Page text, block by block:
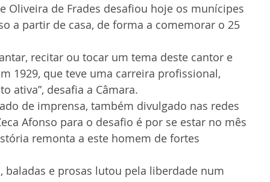
Oliveira de Frades desafiou hoje os munícipes
a partir de casa, de forma a comemorar o 25
recitar ou tocar um tema deste cantor e
1929, que teve uma carreira profissional,
ativa”, desafia a Câmara.
de imprensa, também divulgado nas redes
Afonso para o desafio é por se estar no mês
remonta a este homem de fortes
baladas e prosas lutou pela liberdade num